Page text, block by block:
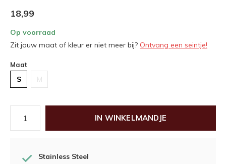
18,99
Op voorraad
Zit jouw maat of kleur er niet meer bij? Ontvang een seintje!
Maat
S M
IN WINKELMANDJE
Stainless Steel